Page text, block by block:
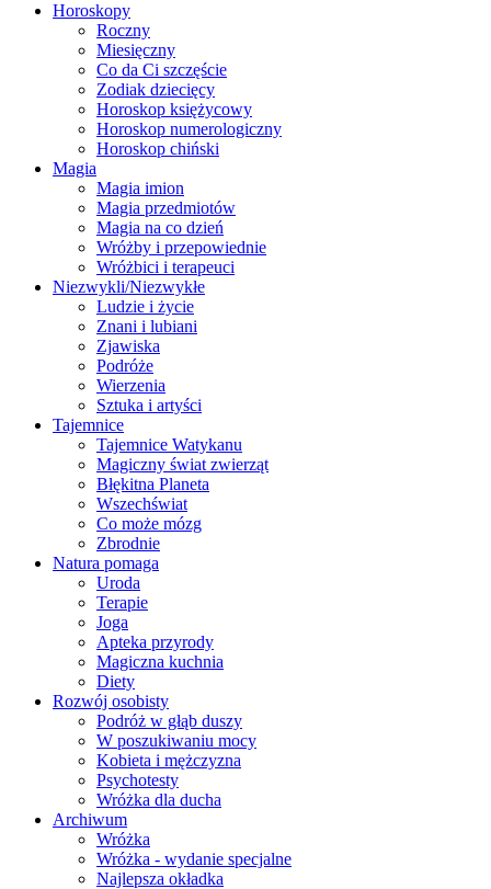
Horoskopy
Roczny
Miesięczny
Co da Ci szczęście
Zodiak dziecięcy
Horoskop księżycowy
Horoskop numerologiczny
Horoskop chiński
Magia
Magia imion
Magia przedmiotów
Magia na co dzień
Wróżby i przepowiednie
Wróżbici i terapeuci
Niezwykli/Niezwykłe
Ludzie i życie
Znani i lubiani
Zjawiska
Podróże
Wierzenia
Sztuka i artyści
Tajemnice
Tajemnice Watykanu
Magiczny świat zwierząt
Błękitna Planeta
Wszechświat
Co może mózg
Zbrodnie
Natura pomaga
Uroda
Terapie
Joga
Apteka przyrody
Magiczna kuchnia
Diety
Rozwój osobisty
Podróż w głąb duszy
W poszukiwaniu mocy
Kobieta i mężczyzna
Psychotesty
Wróżka dla ducha
Archiwum
Wróżka
Wróżka - wydanie specjalne
Najlepsza okładka